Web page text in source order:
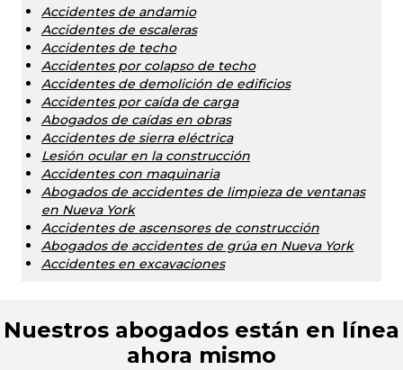
Accidentes de andamio
Accidentes de escaleras
Accidentes de techo
Accidentes por colapso de techo
Accidentes de demolición de edificios
Accidentes por caída de carga
Abogados de caídas en obras
Accidentes de sierra eléctrica
Lesión ocular en la construcción
Accidentes con maquinaria
Abogados de accidentes de limpieza de ventanas
en Nueva York
Accidentes de ascensores de construcción
Abogados de accidentes de grúa en Nueva York
Accidentes en excavaciones
Nuestros abogados están en línea
ahora mismo